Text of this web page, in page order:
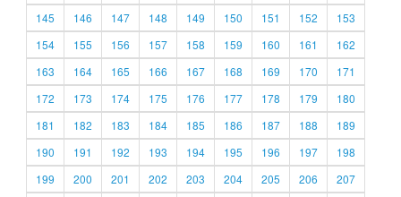
145
146 147 148 149 150 151 152
153
154
155 156 157 158 159 160 161
162
163
164 165 166 167 168 169 170
171
172
173 174 175 176 177 178 179
180
181
182 183 184 185 186 187 188
189
190
191 192 193 194 195 196 197
198
199
200 201 202 203 204 205 206
207